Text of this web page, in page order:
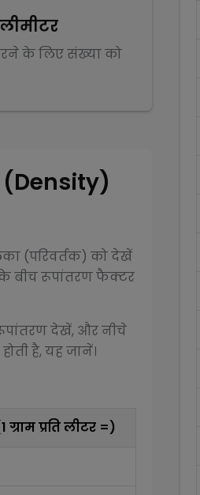
के लिए संख्या को
(Density)
(परिवर्तक) को देखें
बीच रूपांतरण फैक्टर
देखें, और नीचे
है, यह जानें।
ग्राम प्रति लीटर =)